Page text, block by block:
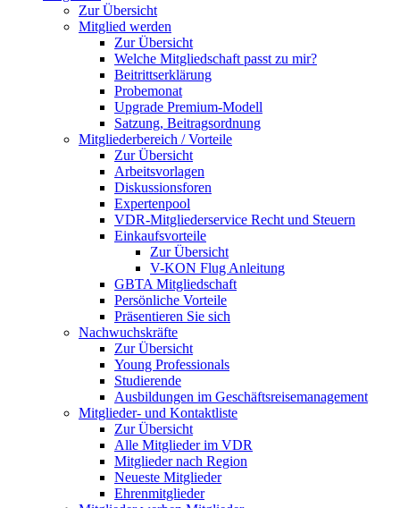
Zur Übersicht
Mitglied werden
Zur Übersicht
Welche Mitgliedschaft passt zu mir?
Beitrittserklärung
Probemonat
Upgrade Premium-Modell
Satzung, Beitragsordnung
Mitgliederbereich / Vorteile
Zur Übersicht
Arbeitsvorlagen
Diskussionsforen
Expertenpool
VDR-Mitgliederservice Recht und Steuern
Einkaufsvorteile
Zur Übersicht
V-KON Flug Anleitung
GBTA Mitgliedschaft
Persönliche Vorteile
Präsentieren Sie sich
Nachwuchskräfte
Zur Übersicht
Young Professionals
Studierende
Ausbildungen im Geschäftsreisemanagement
Mitglieder- und Kontaktliste
Zur Übersicht
Alle Mitglieder im VDR
Mitglieder nach Region
Neueste Mitglieder
Ehrenmitglieder